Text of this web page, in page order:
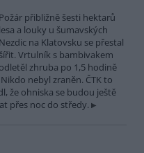
Požár přibližně šesti hektarů
lesa a louky u šumavských
Nezdic na Klatovsku se přestal
šířit. Vrtulník s bambivakem
odletěl zhruba po 1,5 hodině
nebyl zraněn. ČTK to
že ohniska se budou ještě
přes noc do středy.